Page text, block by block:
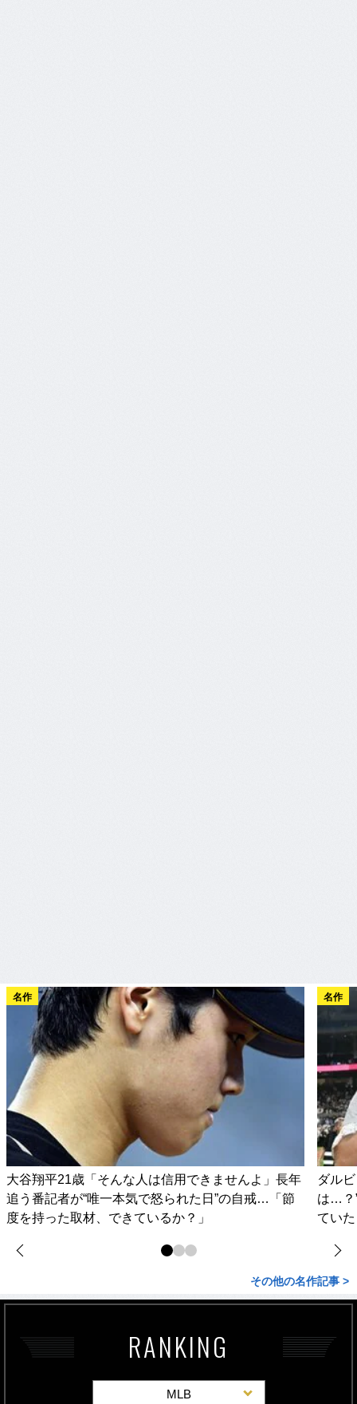
名作
大谷翔平21歳「そんな人は信用できませんよ」長年
追う番記者が“唯一本気で怒られた日”の自戒…「節
度を持った取材、できているか？」
名作
ダル
は…？
てい
その他の名作記事 >
RANKING
MLB